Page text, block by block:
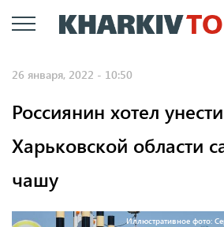
к
26 января, 2022 - 10:50
Россиянин хотел
Харьковской области
чашу
Иллюстративное фото: